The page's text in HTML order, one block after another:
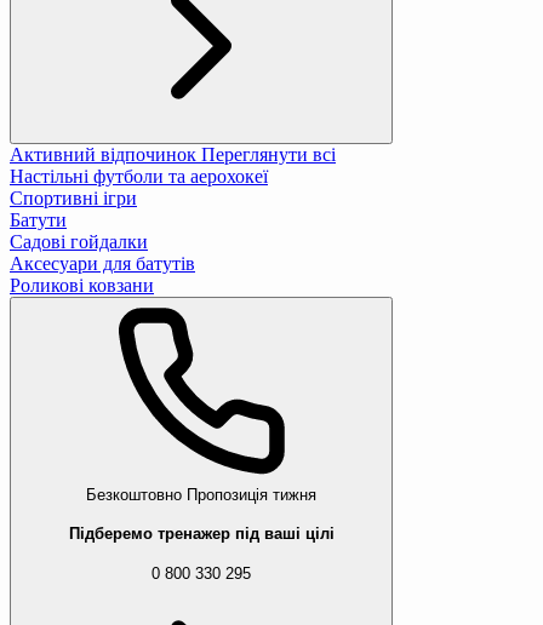
Активний відпочинок Переглянути всі
Настільні футболи та аерохокеї
Спортивні ігри
Батути
Садові гойдалки
Аксесуари для батутів
Роликові ковзани
Безкоштовно Пропозиція тижня
Підберемо тренажер під ваші цілі
0 800 330 295